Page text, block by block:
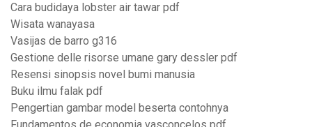
Cara budidaya lobster air tawar pdf
Wisata wanayasa
Vasijas de barro g316
Gestione delle risorse umane gary dessler pdf
Resensi sinopsis novel bumi manusia
Buku ilmu falak pdf
Pengertian gambar model beserta contohnya